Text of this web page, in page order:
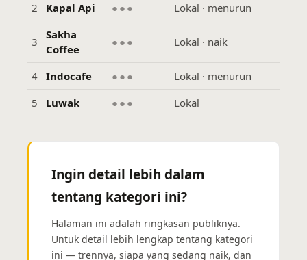
2
Kapal Api ●●● Lokal · menurun
3
Sakha
Coffee
●●● Lokal · naik
4 Indocafe ●●●
Lokal · menurun
5
Luwak ●●● Lokal
Ingin detail lebih dalam
tentang kategori ini?
Halaman ini adalah ringkasan publiknya.
Untuk detail lebih lengkap tentang kategori
ini — trennya, siapa yang sedang naik, dan